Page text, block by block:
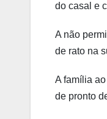
do casal e
A não
de rato na
A família
de pronto